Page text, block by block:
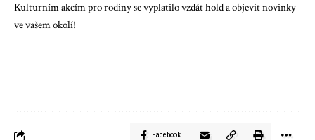
Kulturním akcím pro rodiny se vyplatilo vzdát hold a objevit novinky
ve vašem okolí!
Facebook